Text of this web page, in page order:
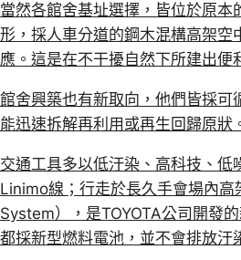
當然各館舍基址選擇，皆位於原
形，採人車分道的鋼木混構高架
應。這是在不干擾自然下所建出便
館舍興築也有新取向，他們皆採
能迅速拆解再利用或再生回歸原狀
交通工具多以低汙染、高科技、
Linimo線；行走於長久手會場內
System），是TOYOTA公司開發
都採新型燃料電池，並不會排放汙